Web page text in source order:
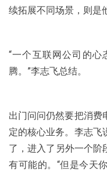
续拓展不同场景，则是
“一个互联网公司的
腾。”李志飞总结。
出门问问仍然要把消费
定的核心业务。李志飞
了，进入了另外一个阶
有可能的。“但是今天